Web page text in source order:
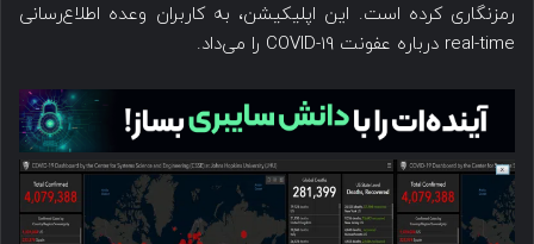
رمزنگاری کرده است. این اپلیکیشن، به کاربران وعده اطلاع‌رسانی
real-time درباره عفونت COVID-19 را می‌داد.